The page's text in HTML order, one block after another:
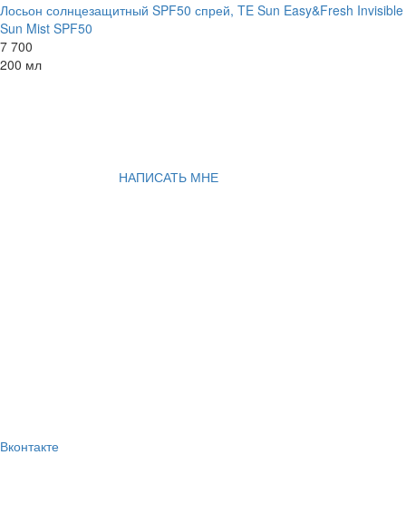
Лосьон солнцезащитный SPF50 спрей, TE Sun Easy&Fresh Invisible
Sun Mist SPF50
7 700
200 мл
НАПИСАТЬ МНЕ
Вконтакте